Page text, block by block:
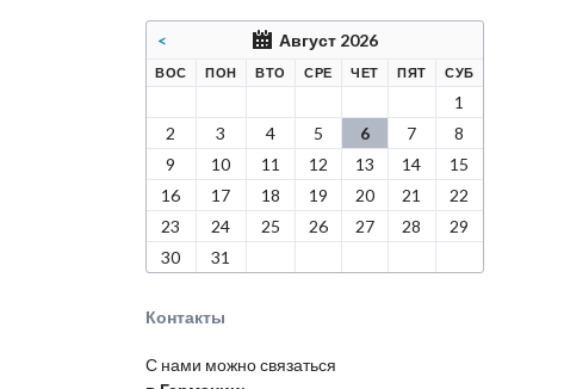
< Август 2026
ВОС КРЕСЕНЬЕ
ПОН ЕДЕЛЬНИК
ВТО РНИК
СРЕ ДАЧЕТ ВЕРГ
ПЯТ НИЦА
СУБ
1
2
3 4 5 6 7
8
9
10 11 12 13 14
15
16
17 18 19 20 21
22
23
24 25 26 27 28
29
30
31
Контакты
С нами можно связаться